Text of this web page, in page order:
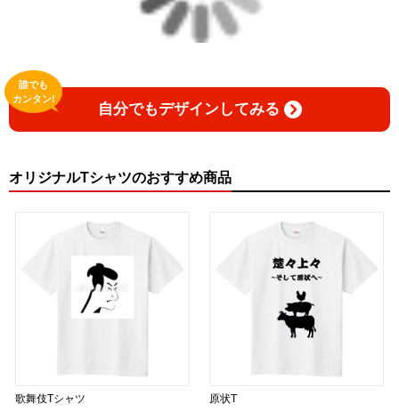
自分でもデザインしてみる
誰でも
カンタン!
オリジナルTシャツのおすすめ商品
歌舞伎Tシャツ 原状T